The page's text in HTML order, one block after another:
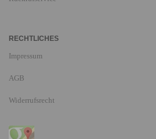
RECHTLICHES
Impressum
AGB
Widerrufsrecht